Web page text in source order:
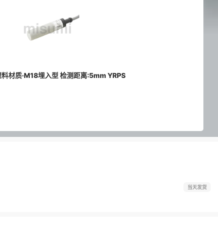
材质·M18埋入型 检测距离:5mm YRPS
当天发货